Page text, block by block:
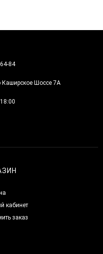
84
Шоссе 7А
кабинет
заказ